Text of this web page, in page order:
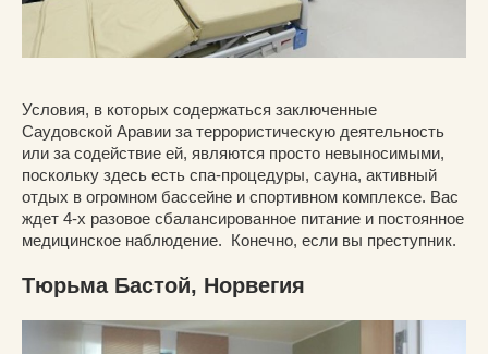
Условия, в которых содержаться заключенные
Саудовской Аравии за террористическую деятельность
или за содействие ей, являются просто невыносимыми,
поскольку здесь есть спа-процедуры, сауна, активный
отдых в огромном бассейне и спортивном комплексе. Вас
ждет 4-х разовое сбалансированное питание и постоянное
медицинское наблюдение. Конечно, если вы преступник.
Тюрьма Бастой, Норвегия